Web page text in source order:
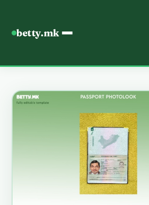
betty.mk